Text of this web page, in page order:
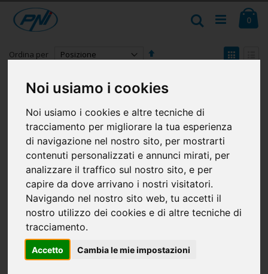
Noi usiamo i cookies
Noi usiamo i cookies e altre tecniche di
tracciamento per migliorare la tua esperienza
di navigazione nel nostro sito, per mostrarti
contenuti personalizzati e annunci mirati, per
analizzare il traffico sul nostro sito, e per
capire da dove arrivano i nostri visitatori.
Navigando nel nostro sito web, tu accetti il
nostro utilizzo dei cookies e di altre tecniche di
tracciamento.
Accetto Cambia le mie impostazioni
Salta
al
contenuto
0
Cerca
Ordina per
Imposta
la
decrescente
come
Altoparlante esterno PNI